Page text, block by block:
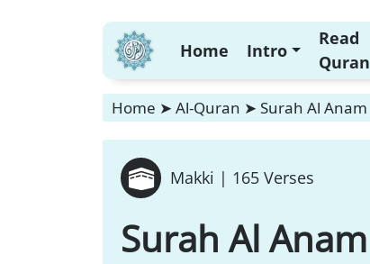
Home Intro
Read
Quran
Home ➤ Al-Quran ➤ Surah Al Anam
Makki | 165 Verses
Surah Al Anam